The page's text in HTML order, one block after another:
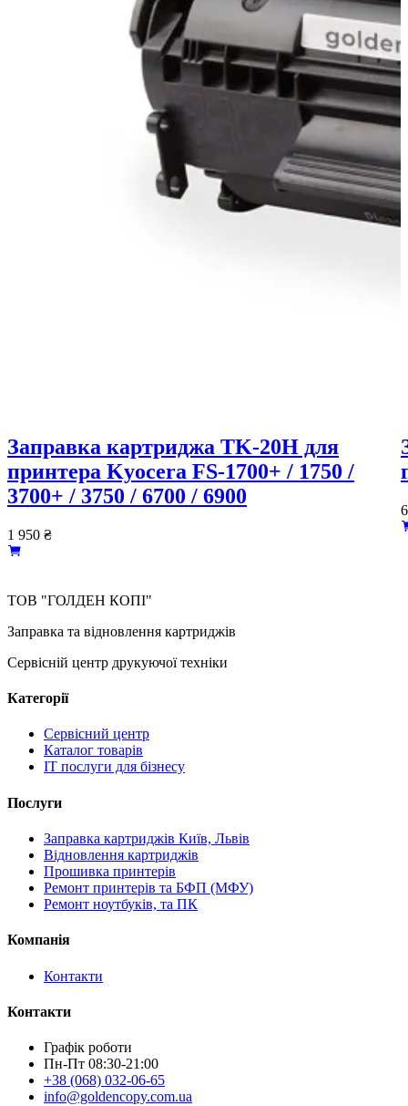
Заправка картриджа TK-20H для
принтера Kyocera FS-1700+ / 1750 /
3700+ / 3750 / 6700 / 6900
1 950 ₴
ТОВ "ГОЛДЕН КОПІ"
Заправка та відновлення картриджів
Сервісній центр друкуючої техніки
Категорії
Сервісний центр
Каталог товарів
IT послуги для бізнесу
Послуги
Заправка картриджів Київ, Львів
Відновлення картриджів
Прошивка принтерів
Ремонт принтерів та БФП (МФУ)
Ремонт ноутбуків, та ПК
Компанія
Контакти
Контакти
Графік роботи
Пн-Пт 08:30-21:00
+38 (068) 032-06-65
info@goldencopy.com.ua